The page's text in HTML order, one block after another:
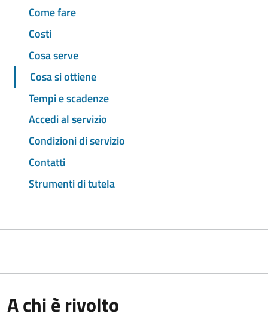
Come fare
Costi
Cosa serve
Cosa si ottiene
Tempi e scadenze
Accedi al servizio
Condizioni di servizio
Contatti
Strumenti di tutela
A chi è rivolto